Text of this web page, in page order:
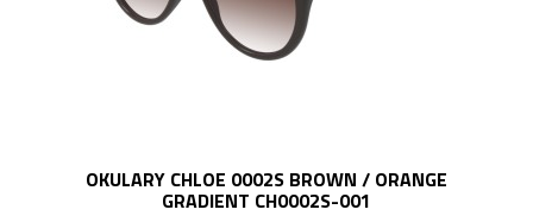
OKULARY CHLOE 0002S BROWN / ORANGE
GRADIENT CH0002S-001